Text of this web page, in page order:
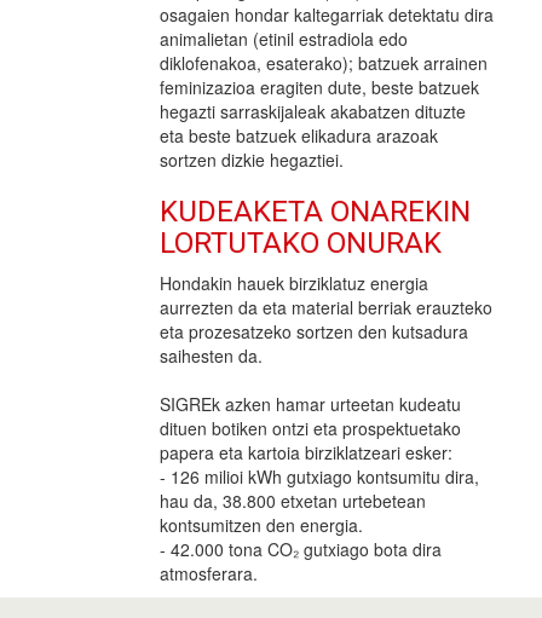
osagaien hondar kaltegarriak detektatu dira
animalietan (etinil estradiola edo
diklofenakoa, esaterako); batzuek arrainen
feminizazioa eragiten dute, beste batzuek
hegazti sarraskijaleak akabatzen dituzte
eta beste batzuek elikadura arazoak
sortzen dizkie hegaztiei.
KUDEAKETA ONAREKIN
LORTUTAKO ONURAK
Hondakin hauek birziklatuz energia
aurrezten da eta material berriak erauzteko
eta prozesatzeko sortzen den kutsadura
saihesten da.
SIGREk azken hamar urteetan kudeatu
dituen botiken ontzi eta prospektuetako
papera eta kartoia birziklatzeari esker:
- 126 milioi kWh gutxiago kontsumitu dira,
hau da, 38.800 etxetan urtebetean
kontsumitzen den energia.
- 42.000 tona CO₂ gutxiago bota dira
atmosferara.